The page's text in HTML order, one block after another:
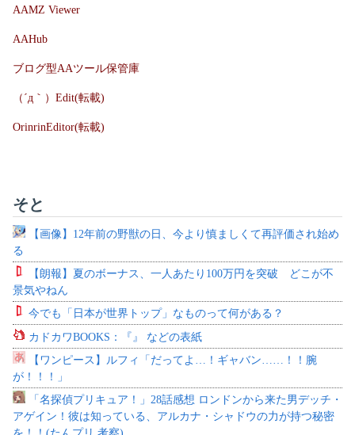
AAMZ Viewer
AAHub
ブログ型AAツール保管庫
（´д｀）Edit(転載)
OrinrinEditor(転載)
そと
【画像】12年前の野獣の日、今より慎ましくて再評価され始め
る
【朗報】夏のボーナス、一人あたり100万円を突破 どこが不
景気やねん
今でも「日本が世界トップ」なものって何がある？
カドカワBOOKS：『』 などの表紙
【ワンピース】ルフィ「だってよ…！ギャバン……！！腕
が！！！」
「名探偵プリキュア！」28話感想 ロンドンから来た男デッチ・
アゲイン！彼は知っている、アルカナ・シャドウの力が持つ秘密